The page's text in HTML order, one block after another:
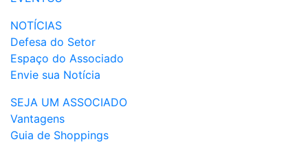
NOTÍCIAS
Defesa do Setor
Espaço do Associado
Envie sua Notícia
SEJA UM ASSOCIADO
Vantagens
Guia de Shoppings